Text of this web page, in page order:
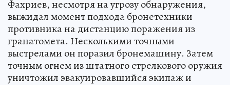
Фахриев, несмотря на угрозу обнаружения,
выжидал момент подхода бронетехники
противника на дистанцию поражения из
гранатомета. Несколькими точными
выстрелами он поразил бронемашину. Затем
точным огнем из штатного стрелкового оружия
уничтожил эвакуировавшийся экипаж и